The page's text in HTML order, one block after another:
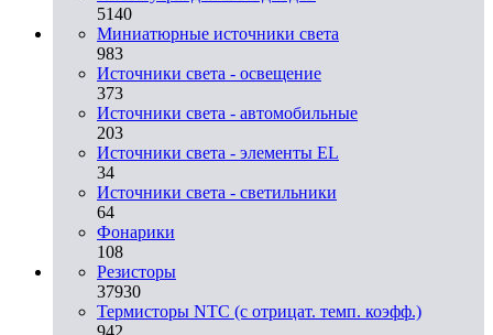
5140
Миниатюрные источники света
983
Источники света - освещение
373
Источники света - автомобильные
203
Источники света - элементы EL
34
Источники света - светильники
64
Фонарики
108
Резисторы
37930
Термисторы NTC (с отрицат. темп. коэфф.)
942